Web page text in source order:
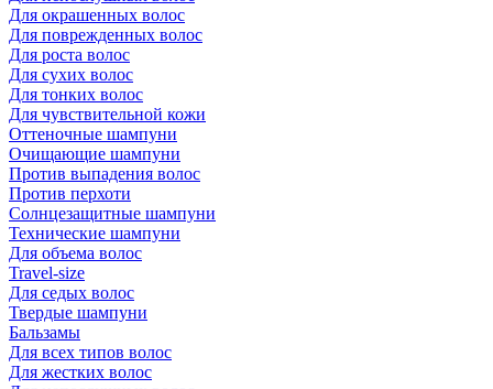
Для окрашенных волос
Для поврежденных волос
Для роста волос
Для сухих волос
Для тонких волос
Для чувствительной кожи
Оттеночные шампуни
Очищающие шампуни
Против выпадения волос
Против перхоти
Солнцезащитные шампуни
Технические шампуни
Для объема волос
Travel-size
Для седых волос
Твердые шампуни
Бальзамы
Для всех типов волос
Для жестких волос